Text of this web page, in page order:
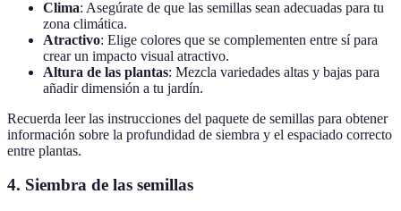
Clima: Asegúrate de que las semillas sean adecuadas para tu
zona climática.
Atractivo: Elige colores que se complementen entre sí para
crear un impacto visual atractivo.
Altura de las plantas: Mezcla variedades altas y bajas para
añadir dimensión a tu jardín.
Recuerda leer las instrucciones del paquete de semillas para obtener
información sobre la profundidad de siembra y el espaciado correcto
entre plantas.
4. Siembra de las semillas